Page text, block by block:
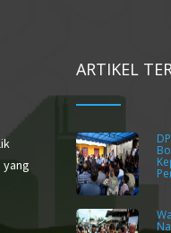
yang
ARTIKEL